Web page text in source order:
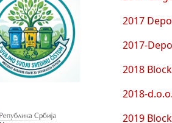
2017
2017-
2018
2018-
2019